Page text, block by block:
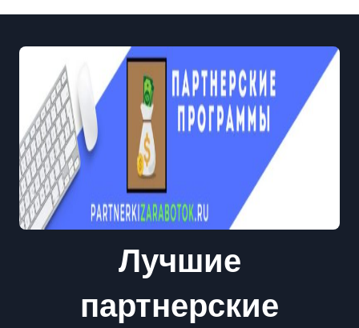
Лучшие
партнерские